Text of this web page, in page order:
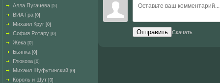
Алла Пугачева [5]
ВИА Гра [0]
Михаил Круг [0]
София Ротару [0]
Жека [0]
Бьянка [0]
Глюкоза [0]
Михаил Шуфутинский [0]
Король и Шут [0]
Отправить Скачать